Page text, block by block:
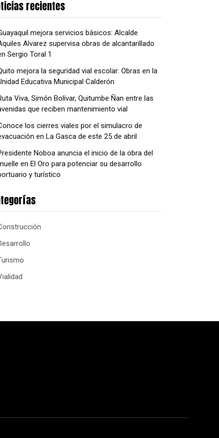
recientes
mejora servicios básicos: Alcalde
Alvarez supervisa obras de alcantarillado
Sergio Toral 1
mejora la seguridad vial escolar: Obras en la
Educativa Municipal Calderón
Viva, Simón Bolívar, Quitumbe Ñan entre las
que reciben mantenimiento vial
los cierres viales por el simulacro de
en La Gasca de este 25 de abril
Noboa anuncia el inicio de la obra del
en El Oro para potenciar su desarrollo
y turístico